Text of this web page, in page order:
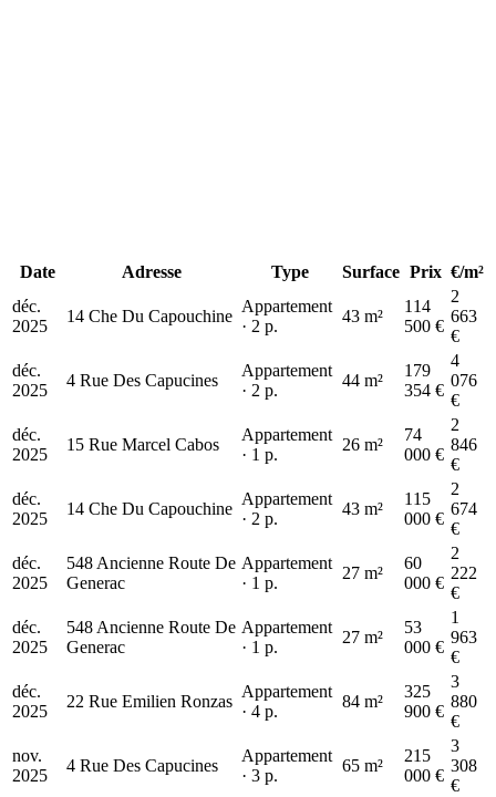
Date Adresse Type Surface Prix €/m²
déc.
2025
14 Che Du Capouchine
Appartement
· 2 p.
43 m²
114
500 €
2
663
€
déc.
2025
4 Rue Des Capucines
Appartement
· 2 p.
44 m²
179
354 €
4
076
€
déc.
2025
15 Rue Marcel Cabos
Appartement
· 1 p.
26 m²
74
000 €
2
846
€
déc.
2025
14 Che Du Capouchine
Appartement
· 2 p.
43 m²
115
000 €
2
674
€
déc.
2025
548 Ancienne Route De
Generac
Appartement
· 1 p.
27 m²
60
000 €
2
222
€
déc.
2025
548 Ancienne Route De
Generac
Appartement
· 1 p.
27 m²
53
000 €
1
963
€
déc.
2025
22 Rue Emilien Ronzas
Appartement
· 4 p.
84 m²
325
900 €
3
880
€
nov.
2025
4 Rue Des Capucines
Appartement
· 3 p.
65 m²
215
000 €
3
308
€